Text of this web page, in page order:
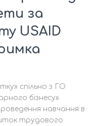
за
USAID
спільно з ГО
бізнесу»
навчання в
трудового